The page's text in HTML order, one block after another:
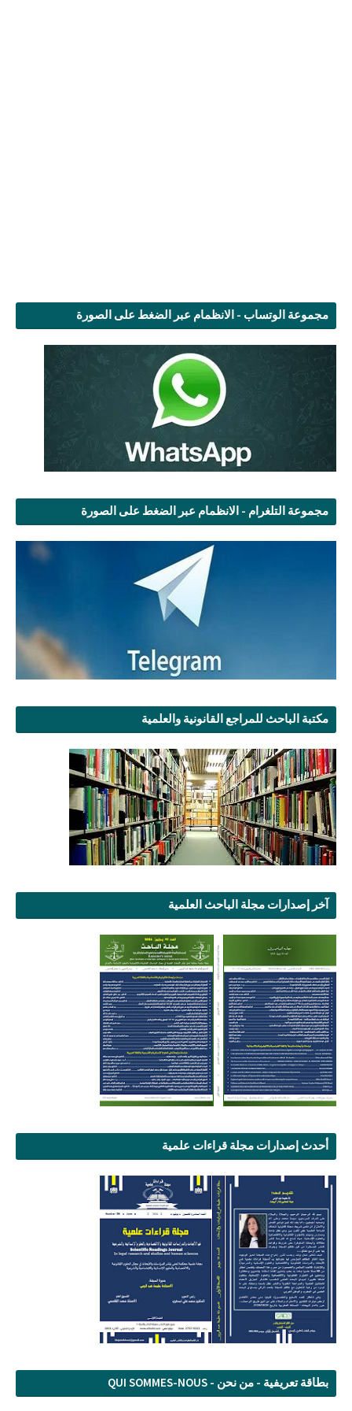
مجموعة الوتساب - الانظمام عبر الضغط على الصورة
مجموعة التلغرام - الانظمام عبر الضغط على الصورة
مكتبة الباحث للمراجع القانونية والعلمية
آخر إصدارات مجلة الباحث العلمية
أحدث إصدارات مجلة قراءات علمية
بطاقة تعريفية - من نحن - QUI SOMMES-NOUS